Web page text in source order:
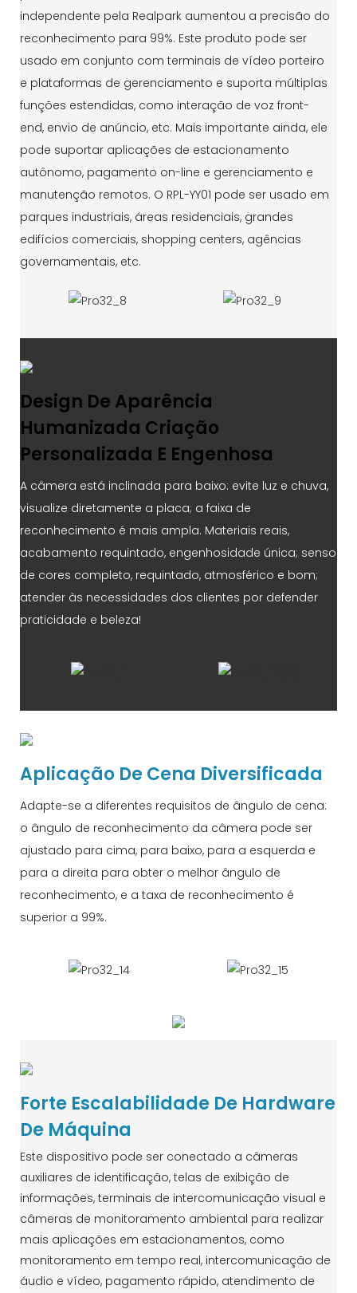
independente pela Realpark aumentou a precisão do
reconhecimento para 99%. Este produto pode ser
usado em conjunto com terminais de vídeo porteiro
e plataformas de gerenciamento e suporta múltiplas
funções estendidas, como interação de voz front-
end, envio de anúncio, etc. Mais importante ainda, ele
pode suportar aplicações de estacionamento
autônomo, pagamento on-line e gerenciamento e
manutenção remotos. O RPL-YY01 pode ser usado em
parques industriais, áreas residenciais, grandes
edifícios comerciais, shopping centers, agências
governamentais, etc.
Design De Aparência
Humanizada Criação
Personalizada E Engenhosa
A câmera está inclinada para baixo: evite luz e chuva,
visualize diretamente a placa; a faixa de
reconhecimento é mais ampla. Materiais reais,
acabamento requintado, engenhosidade única; senso
de cores completo, requintado, atmosférico e bom;
atender às necessidades dos clientes por defender
praticidade e beleza!
Aplicação De Cena Diversificada
Adapte-se a diferentes requisitos de ângulo de cena:
o ângulo de reconhecimento da câmera pode ser
ajustado para cima, para baixo, para a esquerda e
para a direita para obter o melhor ângulo de
reconhecimento, e a taxa de reconhecimento é
superior a 99%.
Forte Escalabilidade De Hardware
De Máquina
Este dispositivo pode ser conectado a câmeras
auxiliares de identificação, telas de exibição de
informações, terminais de intercomunicação visual e
câmeras de monitoramento ambiental para realizar
mais aplicações em estacionamentos, como
monitoramento em tempo real, intercomunicação de
áudio e vídeo, pagamento rápido, atendimento de